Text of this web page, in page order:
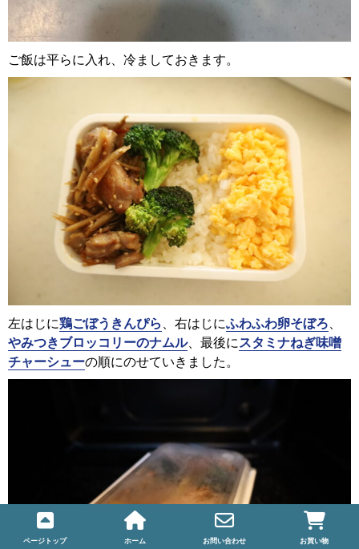
ご飯は平らに入れ、冷ましておきます。
左はじに鶏ごぼうきんぴら 、右はじにふわふわ卵そぼろ、
やみつきブロッコリーのナムル、最後にスタミナねぎ味噌
チャーシューの順にのせていきました。